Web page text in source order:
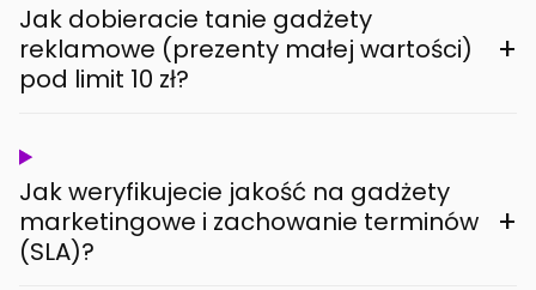
Jak dobieracie tanie gadżety
reklamowe (prezenty małej wartości)
pod limit 10 zł?
+
Jak weryfikujecie jakość na gadżety
marketingowe i zachowanie terminów
(SLA)?
+